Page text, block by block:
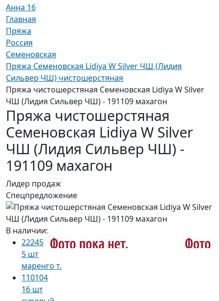
Анна 16
Главная
Пряжа
Россия
Семеновская
Пряжа Семеновская Lidiya W Silver ЧШ (Лидия
Сильвер ЧШ) чистошерстяная
Пряжа чистошерстяная Семеновская Lidiya W Silver
ЧШ (Лидия Сильвер ЧШ) - 191109 махагон
Пряжа чистошерстяная
Семеновская Lidiya W Silver
ЧШ (Лидия Сильвер ЧШ) -
191109 махагон
Лидер продаж
Спецпредложение
В наличии:
22245
5 шт
маренго т.
110104
16 шт